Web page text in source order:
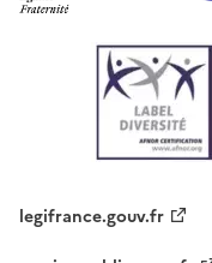
legifrance.gouv.fr